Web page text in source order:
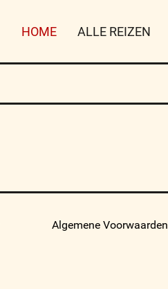
HOME ALLE REIZEN
Algemene Voorwaarden